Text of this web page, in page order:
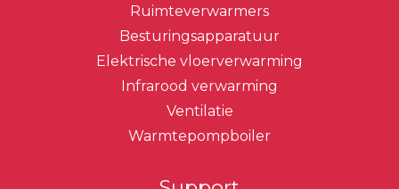
Ruimteverwarmers
Besturingsapparatuur
Elektrische vloerverwarming
Infrarood verwarming
Ventilatie
Warmtepompboiler